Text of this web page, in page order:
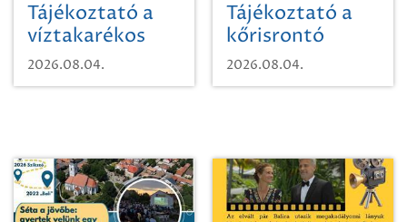
Tájékoztató a
víztakarékos
vízhasználatról
2026.08.04.
Tájékoztató a
kőrisrontó
karcsúdíszbogárról
2026.08.04.